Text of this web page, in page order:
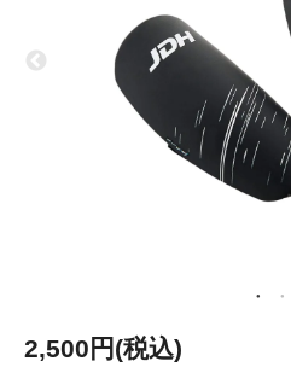
2,500円(税込)